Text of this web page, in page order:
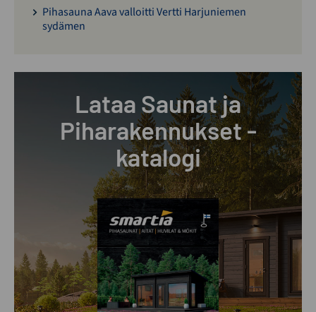
Pihasauna Aava valloitti Vertti Harjuniemen
sydämen
Lataa Saunat ja
Piharakennukset -
katalogi